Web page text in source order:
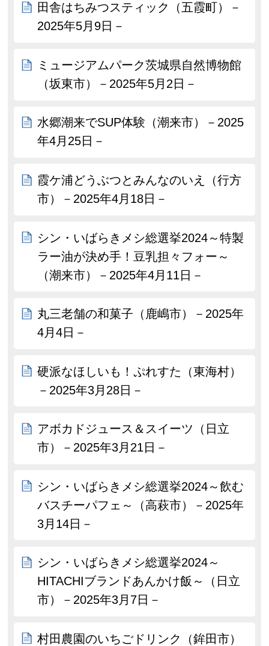
田舎はちみつスティック（五霞町）－
2025年5月9日－
ミュージアムパーク茨城県自然博物館
（坂東市）－2025年5月2日－
水郷潮来でSUP体験（潮来市）－2025
年4月25日－
霞ケ浦どうぶつとみんなのいえ（行方
市）－2025年4月18日－
シン・いばらきメシ総選挙2024～特製
ラー油が決め手！豆乳担々フォー～
（潮来市）－2025年4月11日－
丸三老舗の和菓子（鹿嶋市）－2025年
4月4日－
硬派なほしいも！ぷれすた（東海村）
－2025年3月28日－
アボカドジュース＆スイーツ（日立
市）－2025年3月21日－
シン・いばらきメシ総選挙2024～飲む
バスチーパフェ～（高萩市）－2025年
3月14日－
シン・いばらきメシ総選挙2024～
HITACHIブランドあんかけ飯～（日立
市）－2025年3月7日－
村田農園のいちごドリンク（鉾田市）